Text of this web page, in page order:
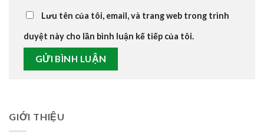
Lưu tên của tôi, email, và trang web trong trình
duyệt này cho lần bình luận kế tiếp của tôi.
GIỚI THIỆU